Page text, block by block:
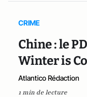
CRIME
Chine : le
Winter is
Atlantico Rédaction
1 min de lecture